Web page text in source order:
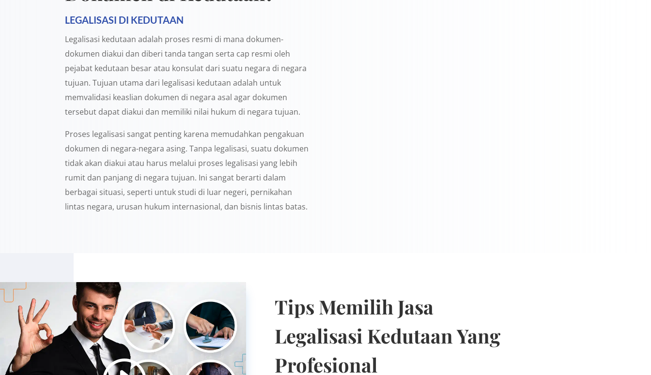
LEGALISASI DI KEDUTAAN
Legalisasi kedutaan adalah proses resmi di mana dokumen-
dokumen diakui dan diberi tanda tangan serta cap resmi oleh
pejabat kedutaan besar atau konsulat dari suatu negara di negara
tujuan. Tujuan utama dari legalisasi kedutaan adalah untuk
memvalidasi keaslian dokumen di negara asal agar dokumen
tersebut dapat diakui dan memiliki nilai hukum di negara tujuan.
Proses legalisasi sangat penting karena memudahkan pengakuan
dokumen di negara-negara asing. Tanpa legalisasi, suatu dokumen
tidak akan diakui atau harus melalui proses legalisasi yang lebih
rumit dan panjang di negara tujuan. Ini sangat berarti dalam
berbagai situasi, seperti untuk studi di luar negeri, pernikahan
lintas negara, urusan hukum internasional, dan bisnis lintas batas.
Tips Memilih Jasa
Legalisasi Kedutaan Yang
Profesional